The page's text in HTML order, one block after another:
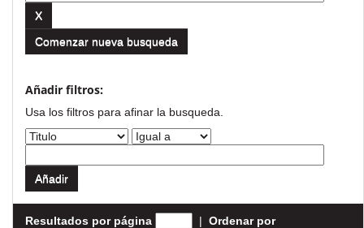
Comenzar nueva busqueda
Añadir filtros:
Usa los filtros para afinar la busqueda.
Resultados por página | Ordenar por